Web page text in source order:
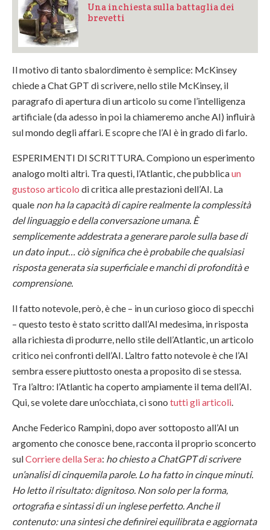
Una inchiesta sulla battaglia dei
brevetti
Il motivo di tanto sbalordimento è semplice: McKinsey
chiede a Chat GPT di scrivere, nello stile McKinsey, il
paragrafo di apertura di un articolo su come l’intelligenza
artificiale (da adesso in poi la chiameremo anche AI) influirà
sul mondo degli affari. E scopre che l’AI è in grado di farlo.
ESPERIMENTI DI SCRITTURA. Compiono un esperimento
analogo molti altri. Tra questi, l’Atlantic, che pubblicaun
gustoso articolo di critica alle prestazioni dell’AI. La
quale non ha la capacità di capire realmente la complessità
del linguaggio e della conversazione umana. È
semplicemente addestrata a generare parole sulla base di
un dato input… ciò significa che è probabile che qualsiasi
risposta generata sia superficiale e manchi di profondità e
comprensione.
Il fatto notevole, però, è che – in un curioso gioco di specchi
– questo testo è stato scritto dall’AI medesima, in risposta
alla richiesta di produrre, nello stile dell’Atlantic, un articolo
critico nei confronti dell’AI. L’altro fatto notevole è che l’AI
sembra essere piuttosto onesta a proposito di se stessa.
Tra l’altro: l’Atlantic ha coperto ampiamente il tema dell’AI.
Qui, se volete dare un’occhiata, ci sono tutti gli articoli
Anche Federico Rampini, dopo aver sottoposto all’AI un
argomento che conosce bene, racconta il proprio sconcerto
sulCorriere della Sera: ho chiesto a ChatGPT di scrivere
un’analisi di cinquemila parole. Lo ha fatto in cinque minuti.
Ho letto il risultato: dignitoso. Non solo per la forma,
ortografia e sintassi di un inglese perfetto. Anche il
contenuto: una sintesi che definirei equilibrata e aggiornata